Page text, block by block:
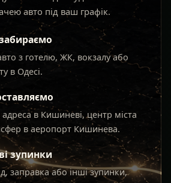
авто під ваш графік.
з готелю, ЖК, вокзалу або
в Одесі.
адреса в Кишиневі, центр міста
в аеропорт Кишинева.
зупинки
заправка або інші зупинки,